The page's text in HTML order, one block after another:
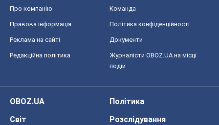
Про компанію Команда
Правова інформація Політика конфіденційності
Реклама на сайті Документи
Редакційна політика
Журналісти OBOZ.UA на місці
подій
OBOZ.UA
Політика
Світ
Розслідування